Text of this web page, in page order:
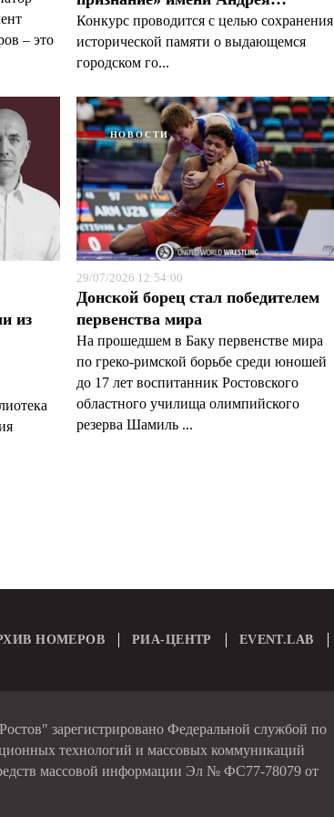
– это
Конкурс проводится с целью сохранения
исторической памяти о выдающемся
городском го...
из
НОВОСТИ
29/07/2026 12:54:00
Донской борец стал победителем
первенства мира
На прошедшем в Баку первенстве мира
по греко-римской борьбе среди юношей
до 17 лет воспитанник Ростовского
областного училища олимпийского
резерва Шамиль ...
НОМЕРОВ РИА-ЦЕНТР EVENT.LAB
зарегистрировано Федеральной службой по
технологий и массовых коммуникаций
массовой информации Эл № ФС77-78079 от